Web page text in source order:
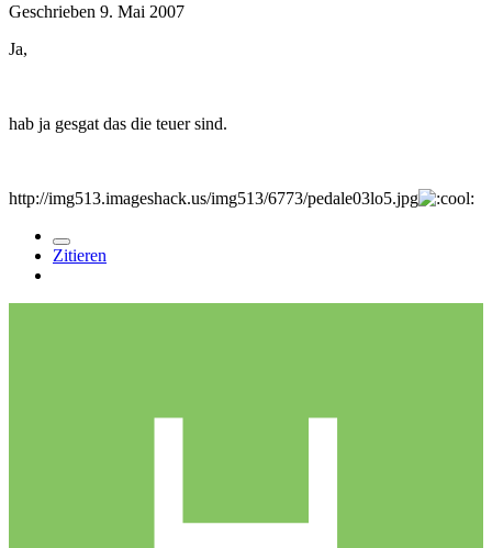
Geschrieben 9. Mai 2007
Ja,
hab ja gesgat das die teuer sind.
http://img513.imageshack.us/img513/6773/pedale03lo5.jpg
Zitieren